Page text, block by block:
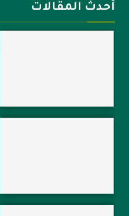
أحدث المقالات